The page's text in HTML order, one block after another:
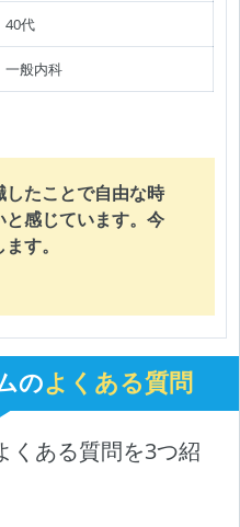
40代
一般内科
たことで自由な時
感じています。今
す。
のよくある質問
くある質問を3つ紹